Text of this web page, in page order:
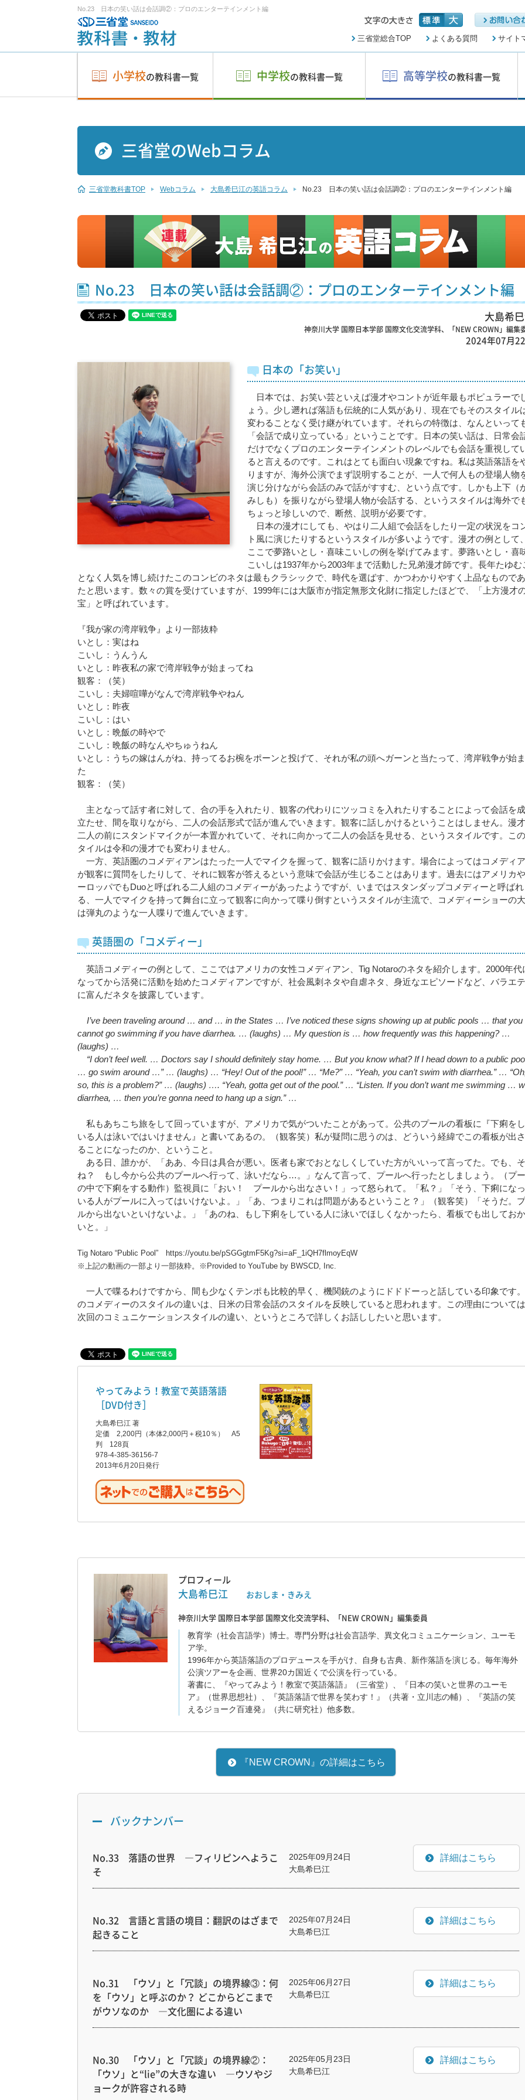
No.23 日本の笑い話は会話調②：プロのエンターテインメント編
三省堂総合TOP よくある質問 サイト
小学校の教科書一覧 中学校の教科書一覧 高等学校の教科書一覧
三省堂のWebコラム
三省堂教科書TOP Webコラム 大島希巳江の英語コラム No.23 日本の笑い話は会話調②：プロのエンターテインメント編
No.23 日本の笑い話は会話調②：プロのエンターテインメント編
大島希
神奈川大学 国際日本学部 国際文化交流学科、「NEW CROWN」編集
2024年07月22
日本の「お笑い」
日本では、お笑い芸といえば漫才やコントが近年最もポピュラーで
ょう。少し遡れば落語も伝統的に人気があり、現在でもそのスタイル
変わることなく受け継がれています。それらの特徴は、なんといって
「会話で成り立っている」ということです。日本の笑い話は、日常会
だけでなくプロのエンターテインメントのレベルでも会話を重視して
ると言えるのです。これはとても面白い現象ですね。私は英語落語を
りますが、海外公演でまず説明することが、一人で何人もの登場人物
演じ分けながら会話のみで話がすすむ、という点です。しかも上下（
みしも）を振りながら登場人物が会話する、というスタイルは海外で
ちょっと珍しいので、断然、説明が必要です。
日本の漫才にしても、やはり二人組で会話をしたり一定の状況をコ
ト風に演じたりするというスタイルが多いようです。漫才の例として、
ここで夢路いとし・喜味こいしの例を挙げてみます。夢路いとし・喜
こいしは1937年から2003年まで活動した兄弟漫才師です。長年たゆむ
となく人気を博し続けたこのコンビのネタは最もクラシックで、時代を選ばす、かつわかりやすく上品なもので
たと思います。数々の賞を受けていますが、1999年には大阪市が指定無形文化財に指定したほどで、「上方漫才
宝」と呼ばれています。
『我が家の湾岸戦争』より一部抜粋
いとし：実はね
こいし：うんうん
いとし：昨夜私の家で湾岸戦争が始まってね
観客：（笑）
こいし：夫婦喧嘩がなんで湾岸戦争やねん
いとし：昨夜
こいし：はい
いとし：晩飯の時やで
こいし：晩飯の時なんやちゅうねん
いとし：うちの嫁はんがね、持ってるお椀をポーンと投げて、それが私の頭へガーンと当たって、湾岸戦争が始
た
観客：（笑）
主となって話す者に対して、合の手を入れたり、観客の代わりにツッコミを入れたりすることによって会話を
立たせ、間を取りながら、二人の会話形式で話が進んでいきます。観客に話しかけるということはしません。漫
二人の前にスタンドマイクが一本置かれていて、それに向かって二人の会話を見せる、というスタイルです。こ
タイルは令和の漫才でも変わりません。
一方、英語圏のコメディアンはたった一人でマイクを握って、観客に語りかけます。場合によってはコメディ
が観客に質問をしたりして、それに観客が答えるという意味で会話が生じることはあります。過去にはアメリカ
ーロッパでもDuoと呼ばれる二人組のコメディーがあったようですが、いまではスタンダップコメディーと呼ばれ
る、一人でマイクを持って舞台に立って観客に向かって喋り倒すというスタイルが主流で、コメディーショーの
は弾丸のような一人喋りで進んでいきます。
英語圏の「コメディー」
英語コメディーの例として、ここではアメリカの女性コメディアン、Tig Notaroのネタを紹介します。2000年代
なってから活発に活動を始めたコメディアンですが、社会風刺ネタや自虐ネタ、身近なエピソードなど、バラエ
に富んだネタを披露しています。
I’ve been traveling around … and … in the States … I’ve noticed these signs showing up at public pools … that you
cannot go swimming if you have diarrhea. … (laughs) … My question is … how frequently was this happening? …
(laughs) …
“I don’t feel well. … Doctors say I should definitely stay home. … But you know what? If I head down to a public
… go swim around …” … (laughs) … “Hey! Out of the pool!” … “Me?” … “Yeah, you can’t swim with diarrhea.” …
so, this is a problem?” … (laughs) …. “Yeah, gotta get out of the pool.” … “Listen. If you don’t want me swimming …
diarrhea, … then you’re gonna need to hang up a sign.” …
私もあちこち旅をして回っていますが、アメリカで気がついたことがあって。公共のプールの看板に『下痢を
いる人は泳いではいけません』と書いてあるの。（観客笑）私が疑問に思うのは、どういう経緯でこの看板が出
ることになったのか、ということ。
ある日、誰かが、「ああ、今日は具合が悪い。医者も家でおとなしくしていた方がいいって言ってた。でも、そ
ね？ もし今から公共のプールへ行って、泳いだなら…。」なんて言って、プールへ行ったとしましょう。（プ
の中で下痢をする動作）監視員に「おい！ プールから出なさい！」って怒られて。「私？」「そう、下痢にな
いる人がプールに入ってはいけないよ。」「あ、つまりこれは問題があるということ？」（観客笑）「そうだ。
ルから出ないといけないよ。」「あのね、もし下痢をしている人に泳いでほしくなかったら、看板でも出してお
いと。」
Tig Notaro “Public Pool” https://youtu.be/pSGGgtmF5Kg?si=aF_1iQH7flmoyEqW
※上記の動画の一部より一部抜粋。※Provided to YouTube by BWSCD, Inc.
一人で喋るわけですから、間も少なくテンポも比較的早く、機関銃のようにドドドーっと話している印象です。
のコメディーのスタイルの違いは、日米の日常会話のスタイルを反映していると思われます。この理由については
次回のコミュニケーションスタイルの違い、というところで詳しくお話ししたいと思います。
やってみよう！教室で英語落語
［DVD付き］
大島希巳江 著
定価 2,200円（本体2,000円＋税10％） A5
判 128頁
978-4-385-36156-7
2013年6月20日発行
プロフィール
大島希巳江 おおしま・きみえ
神奈川大学 国際日本学部 国際文化交流学科、「NEW CROWN」編集委員
教育学（社会言語学）博士。専門分野は社会言語学、異文化コミュニケーション、ユーモ
ア学。
1996年から英語落語のプロデュースを手がけ、自身も古典、新作落語を演じる。毎年海外
公演ツアーを企画、世界20カ国近くで公演を行っている。
著書に、『やってみよう！教室で英語落語』（三省堂）、『日本の笑いと世界のユーモ
ア』（世界思想社）、『英語落語で世界を笑わす！』（共著・立川志の輔）、『英語の笑
えるジョーク百連発』（共に研究社）他多数。
『NEW CROWN』の詳細はこちら
バックナンバー
No.33 落語の世界 ―フィリピンへようこ
そ
2025年09月24日
大島希巳江
詳細はこちら
No.32 言語と言語の境目：翻訳のはざまで
起きること
2025年07月24日
大島希巳江
詳細はこちら
No.31 「ウソ」と「冗談」の境界線③：何
を「ウソ」と呼ぶのか？ どこからどこまで
がウソなのか ―文化圏による違い
2025年06月27日
大島希巳江
詳細はこちら
No.30 「ウソ」と「冗談」の境界線②：
「ウソ」と“lie”の大きな違い ―ウソやジ
ョークが許容される時
2025年05月23日
大島希巳江
詳細はこちら